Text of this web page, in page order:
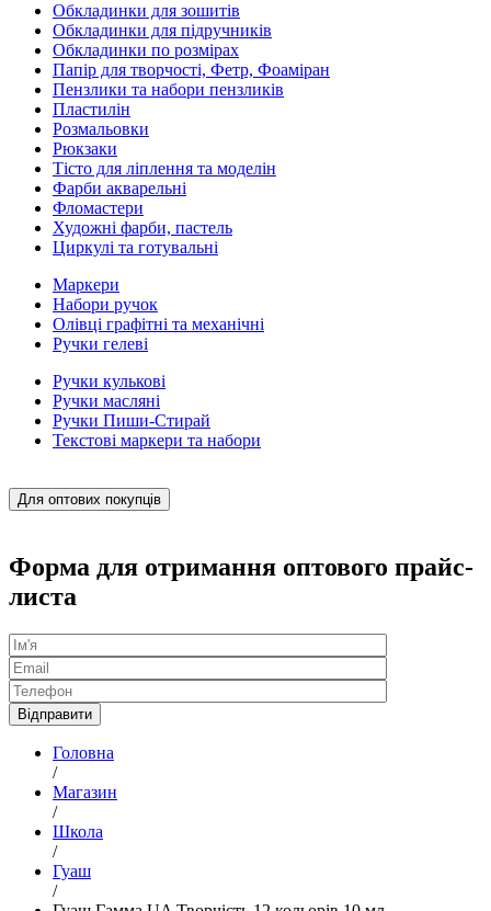
Обкладинки для зошитів
Обкладинки для підручників
Обкладинки по розмірах
Папір для творчості, Фетр, Фоаміран
Пензлики та набори пензликів
Пластилін
Розмальовки
Рюкзаки
Тісто для ліплення та моделін
Фарби акварельні
Фломастери
Художні фарби, пастель
Циркулі та готувальні
Маркери
Набори ручок
Олівці графітні та механічні
Ручки гелеві
Ручки кулькові
Ручки масляні
Ручки Пиши-Стирай
Текстові маркери та набори
Для оптових покупців
Форма для отримання оптового прайс-
листа
Головна
/
Магазин
/
Школа
/
Гуаш
/